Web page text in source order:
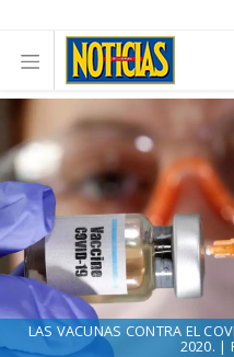
LAS VACUNAS CONTRA EL
2020. |